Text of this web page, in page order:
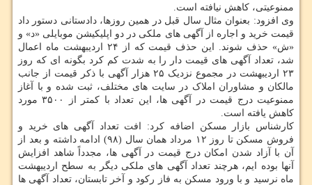
ممنوعیتی، کاهش نیافته است.
وی افزود: بعنوان مثال سال قبل در همین روزها، دادستانی دستور داد
قیمت خرید و اجاره از آگهی های ملکی در دو اپلیکیشن موبایلی «د» و
«ش» حذف شوند. این حذف قیمت که از ۲۴ اردیبهشت ماه اعمال
شد، تعداد آگهی های قیمت دار را به شدت کم کرد بگونه ای که روز
۲۳ اردیبهشت در مجموع نزدیک ۲۵ هزار آگهی با ذکر قیمت از جانب
مالکان و مشاوران املاک در سایت های مختلف، ثبت شده و با آغاز
ممنوعیت درج قیمت در آگهی ها، این تعداد با کمتر از ۳۵۰۰ مورد
کاهش یافته است.
کارشناس بازار مسکن اضافه کرد: افت تعداد آگهی های خرید و
فروش مسکن تا روز ۱۲ مرداد همان سال (۹۸) ادامه داشته و بعد از
آن با آزاد شدن امکان درج قیمت در آگهی ها، مجدداً شاهد افزایش
آنها بوده ایم، هرچند تعداد آگهی های ملکی دیگر به سطح اردیبهشت
ماه نرسید و با ورود مسکن به فاز رکود و آخر تابستان، تعداد آگهی ها